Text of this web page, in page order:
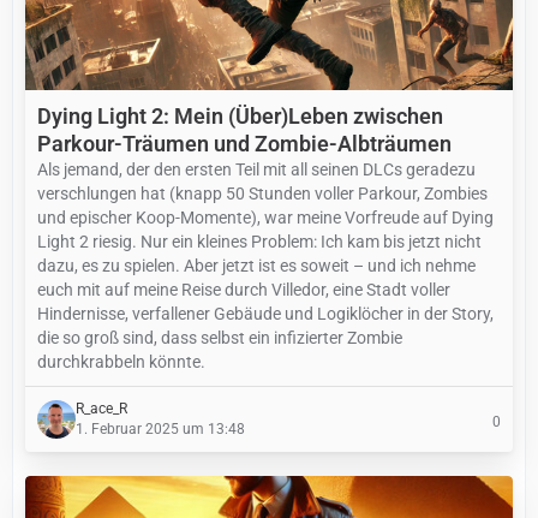
Dying Light 2: Mein (Über)Leben zwischen
Parkour-Träumen und Zombie-Albträumen
Als jemand, der den ersten Teil mit all seinen DLCs geradezu
verschlungen hat (knapp 50 Stunden voller Parkour, Zombies
und epischer Koop-Momente), war meine Vorfreude auf Dying
Light 2 riesig. Nur ein kleines Problem: Ich kam bis jetzt nicht
dazu, es zu spielen. Aber jetzt ist es soweit – und ich nehme
euch mit auf meine Reise durch Villedor, eine Stadt voller
Hindernisse, verfallener Gebäude und Logiklöcher in der Story,
die so groß sind, dass selbst ein infizierter Zombie
durchkrabbeln könnte.
R_ace_R
1. Februar 2025 um 13:48
0